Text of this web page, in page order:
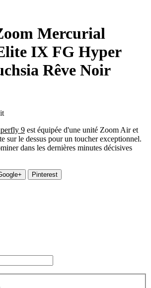
Mercurial
IX FG Hyper
Rêve Noir
9 est équipée d'une unité Zoom Air et
sur le dessus pour un toucher exceptionnel.
dans les dernières minutes décisives
Pinterest